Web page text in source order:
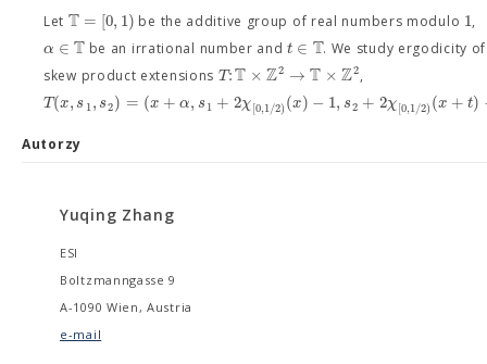
Let T = [0, 1) be the additive group of real numbers modulo 1,
α ∈ Tbe an irrational number andt ∈ T. We study ergodicity of
skew product extensions T:T × Z2 → T × Z2,
T(x,s 1,s2) = (x + α,s1 + 2χ[0,1/2)(x) − 1,s2 + 2χ[0,1/2)(x + t)
Autorzy
Yuqing Zhang
ESI
Boltzmanngasse 9
A-1090 Wien, Austria
e-mail